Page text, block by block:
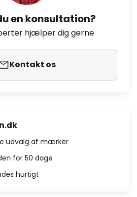
en konsultation?
hjælper dig gerne
Kontakt os
udvalg af mærker
for 50 dage
hurtigt